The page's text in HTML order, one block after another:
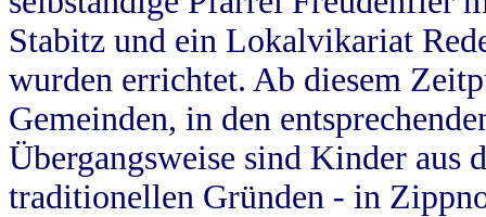
Stabitz und ein Lokalvikariat
wurden errichtet. Ab diesem
Gemeinden, in den
Übergangsweise sind Kinder aus
traditionellen Gründen - in